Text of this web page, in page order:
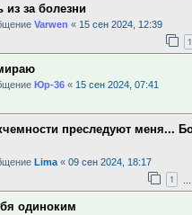
из за болезни
Varwen « 15 сен 2024, 12:39
1
Юр-36 « 15 сен 2024, 07:41
преследуют меня...
Lima « 09 сен 2024, 18:17
1
одиноким